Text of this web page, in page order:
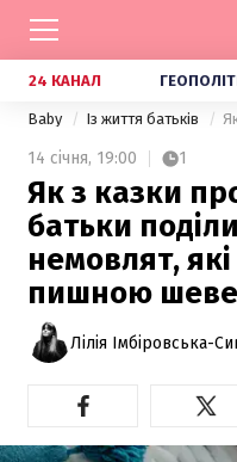
24 КАНАЛ
Baby Із життя батьків
14 січня, 19:00 1
Як з казки
батьки
немовлят,
пишною
Лілія Імбіровська-